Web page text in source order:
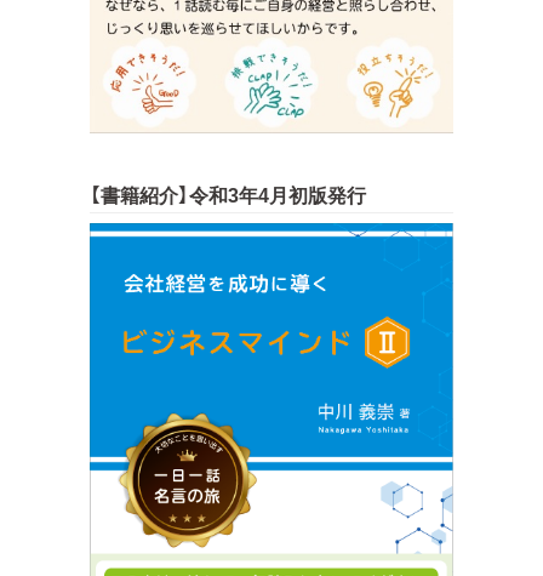
【書籍紹介】令和3年4月初版発行